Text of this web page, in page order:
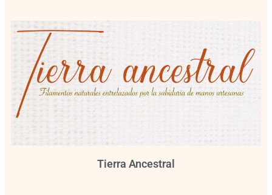
Tierra Ancestral